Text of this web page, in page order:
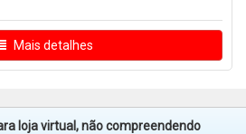
Mais detalhes
loja virtual, não compreendendo